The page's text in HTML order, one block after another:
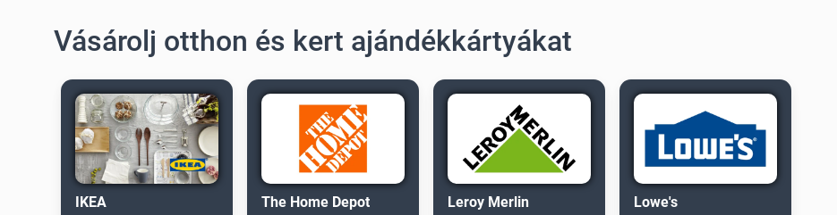
Vásárolj otthon és kert ajándékkártyákat
IKEA The Home Depot Leroy Merlin Lowe's